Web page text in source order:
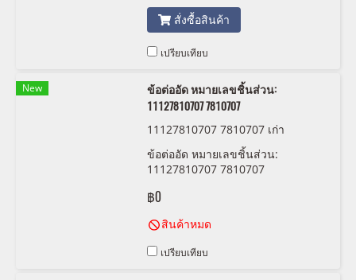
สั่งซื้อสินค้า
เปรียบเทียบ
New
ข้อต่ออัด หมายเลขชิ้นส่วน:
11127810707 7810707
11127810707 7810707 เก่า
ข้อต่ออัด หมายเลขชิ้นส่วน:
11127810707 7810707
฿0
สินค้าหมด
เปรียบเทียบ